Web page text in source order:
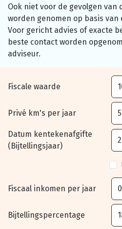
Ook niet voor de gevolgen van
worden genomen op basis
Voor gericht advies of exacte
beste contact worden
adviseur.
Fiscale waarde
Privé km's per jaar
Datum kentekenafgifte
(Bijtellingsjaar)
Fiscaal inkomen per jaar
Bijtellingspercentage